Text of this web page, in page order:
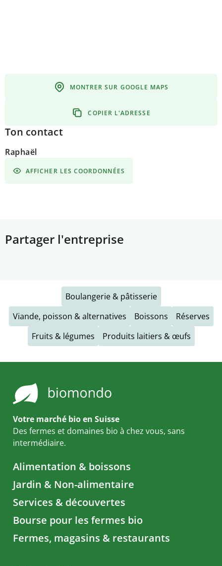
MONTRER SUR GOOGLE MAPS
COPIER L'ADRESSE
Ton contact
Raphaël
AFFICHER LES COORDONNÉES
Partager l'entreprise
Boulangerie & pâtisserie
Viande, poisson & alternatives
Boissons
Réserves
Fruits & légumes
Produits laitiers & œufs
Votre marché bio en Suisse
Des fermes et domaines bio à chez vous, sans
intermédiaire.
Alimentation & boissons
Jardin & Non-alimentaire
Services & découvertes
Bourse pour les fermes bio
Fermes, magasins & restaurants